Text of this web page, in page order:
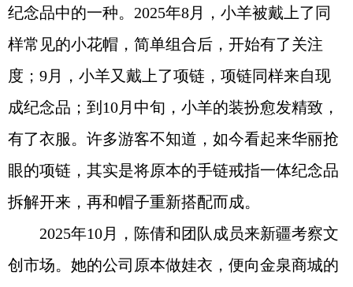
纪念品中的一种。2025年8月，小羊被戴上了同
样常见的小花帽，简单组合后，开始有了关注
度；9月，小羊又戴上了项链，项链同样来自现
成纪念品；到10月中旬，小羊的装扮愈发精致，
有了衣服。许多游客不知道，如今看起来华丽抢
眼的项链，其实是将原本的手链戒指一体纪念品
拆解开来，再和帽子重新搭配而成。
2025年10月，陈倩和团队成员来新疆考察文
创市场。她的公司原本做娃衣，便向金泉商城的